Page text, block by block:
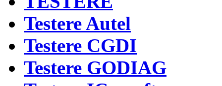
Testere Autel
Testere CGDI
Testere GODIAG